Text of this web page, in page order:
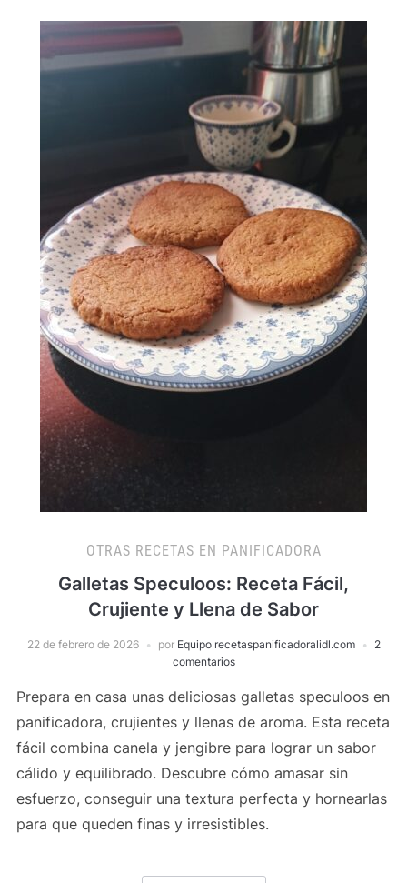
OTRAS RECETAS EN PANIFICADORA
Galletas Speculoos: Receta Fácil,
Crujiente y Llena de Sabor
22 de febrero de 2026 por Equipo recetaspanificadoralidl.com
2
comentarios
Prepara en casa unas deliciosas galletas speculoos en
panificadora, crujientes y llenas de aroma. Esta receta
fácil combina canela y jengibre para lograr un sabor
cálido y equilibrado. Descubre cómo amasar sin
esfuerzo, conseguir una textura perfecta y hornearlas
para que queden finas y irresistibles.